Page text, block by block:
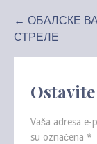
Kretanje
članka
← ОБАЛСКЕ
СТРЕЛЕ
Vaša adresa
su označena *